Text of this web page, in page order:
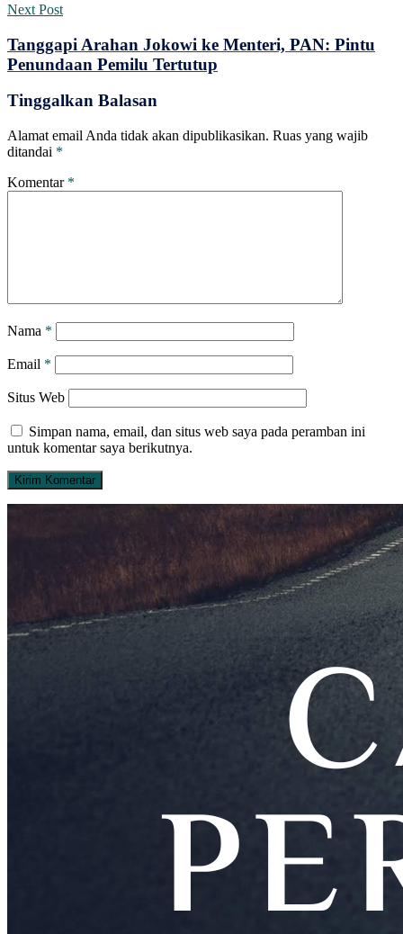
Next Post
Tanggapi Arahan Jokowi ke Menteri, PAN: Pintu
Penundaan Pemilu Tertutup
Tinggalkan Balasan
Alamat email Anda tidak akan dipublikasikan. Ruas yang wajib
ditandai *
Komentar *
Nama *
Email *
Situs Web
Simpan nama, email, dan situs web saya pada peramban ini
untuk komentar saya berikutnya.